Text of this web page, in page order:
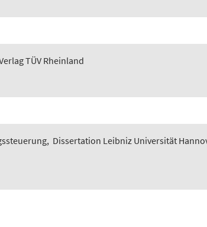
TÜV Rheinland
, Dissertation Leibniz Universität